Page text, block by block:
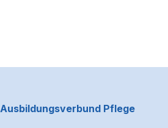
Ausbildungsverbund Pflege